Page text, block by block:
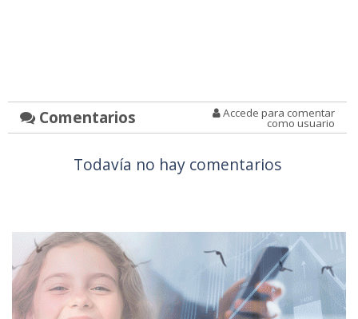
Comentarios Accede para comentar
como usuario
Todavía no hay comentarios